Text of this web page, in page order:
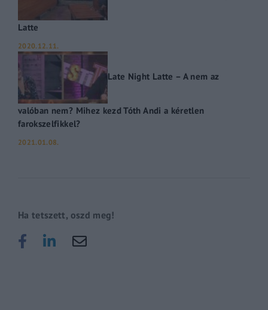
Latte
2020.12.11.
Late Night Latte – A nem az
valóban nem? Mihez kezd Tóth Andi a kéretlen
farokszelfikkel?
2021.01.08.
Ha tetszett, oszd meg!